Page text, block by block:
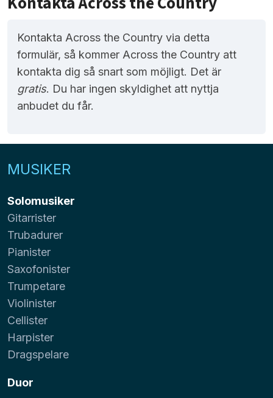
Kontakta Across the Country via detta
formulär, så kommer Across the Country att
kontakta dig så snart som möjligt. Det är
gratis. Du har ingen skyldighet att nyttja
anbudet du får.
MUSIKER
Solomusiker
Gitarrister
Trubadurer
Pianister
Saxofonister
Trumpetare
Violinister
Cellister
Harpister
Dragspelare
Duor